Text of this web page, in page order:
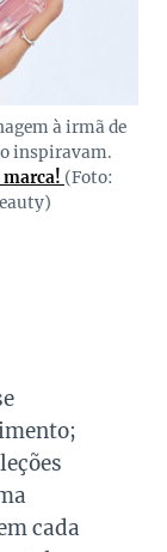
à irmã de
inspiravam.
marca! (Foto:
cada